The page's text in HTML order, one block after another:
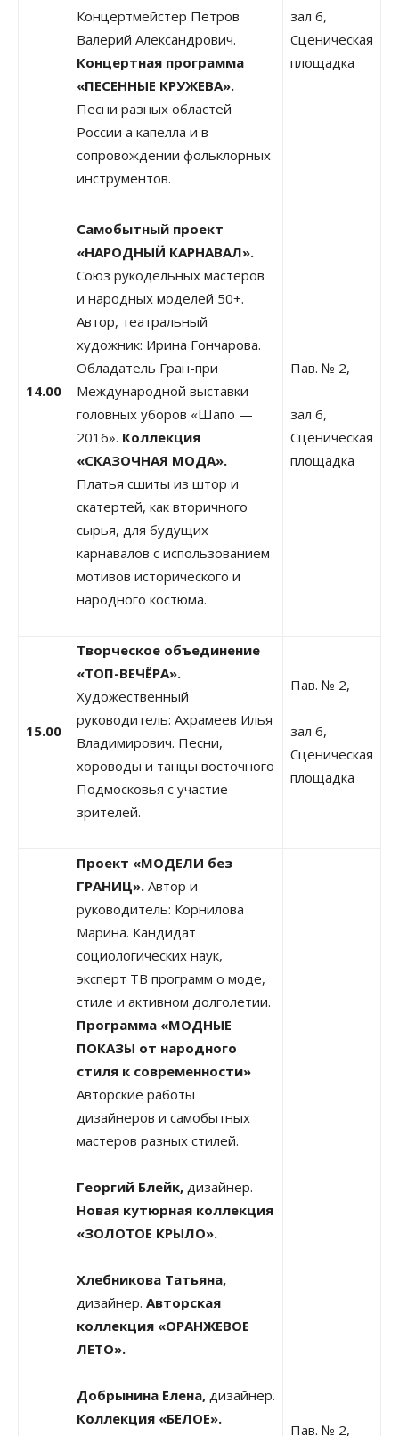
Концертмейстер Петров
Валерий Александрович.
Концертная программа
«ПЕСЕННЫЕ КРУЖЕВА».
Песни разных областей
России a капелла и в
сопровождении фольклорных
инструментов.
зал 6,
Сценическая
площадка
14.00
Самобытный проект
«НАРОДНЫЙ КАРНАВАЛ».
Союз рукодельных мастеров
и народных моделей 50+.
Автор, театральный
художник: Ирина Гончарова.
Обладатель Гран-при
Международной выставки
головных уборов «Шапо —
2016». Коллекция
«СКАЗОЧНАЯ МОДА».
Платья сшиты из штор и
скатертей, как вторичного
сырья, для будущих
карнавалов с использованием
мотивов исторического и
народного костюма.
Пав. № 2,
зал 6,
Сценическая
площадка
15.00
Творческое объединение
«ТОП-ВЕЧЁРА».
Художественный
руководитель: Ахрамеев Илья
Владимирович. Песни,
хороводы и танцы восточного
Подмосковья с участие
зрителей.
Пав. № 2,
зал 6,
Сценическая
площадка
Проект «МОДЕЛИ без
ГРАНИЦ». Автор и
руководитель: Корнилова
Марина. Кандидат
социологических наук,
эксперт ТВ программ о моде,
стиле и активном долголетии.
Программа «МОДНЫЕ
ПОКАЗЫ от народного
стиля к современности»
Авторские работы
дизайнеров и самобытных
мастеров разных стилей.
Георгий Блейк, дизайнер.
Новая кутюрная коллекция
«ЗОЛОТОЕ КРЫЛО».
Хлебникова Татьяна,
дизайнер. Авторская
коллекция «ОРАНЖЕВОЕ
ЛЕТО».
Добрынина Елена, дизайнер.
Коллекция «БЕЛОЕ».
Пав. № 2,